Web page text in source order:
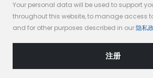
Your personal data will be used to support
throughout this website, to manage access
and for other purposes described in our隐私
注册